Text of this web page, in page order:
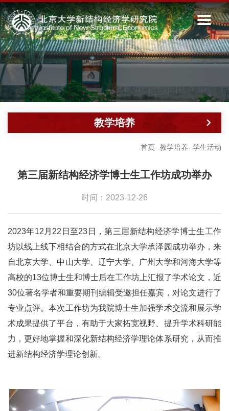
首页- 教学培养- 学生活动
教学培养
第三届新结构经济学博士生工作坊成功举办
时间：2023-12-26
2023年12月22日至23日，第三届新结构经济学博士生工作
坊以线上线下相结合的方式在北京大学承泽园成功举办，来
自北京大学、中山大学、辽宁大学、广州大学和河海大学等
高校的13位博士生和博士后在工作坊上汇报了学术论文，近
30位著名学者和重要期刊编辑受邀担任嘉宾，对论文进行了
专业点评。本次工作坊为我院博士生加强学术交流和展示学
术成果提供了平台，有助于大家拓宽视野、提升学术科研能
力，更好地掌握和深化新结构经济学理论体系研究，从而推
进新结构经济学理论创新。